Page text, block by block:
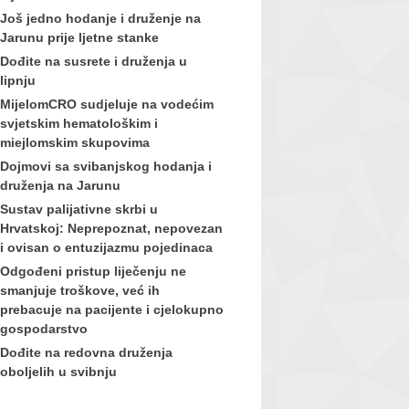
Još jedno hodanje i druženje na
Jarunu prije ljetne stanke
Dođite na susrete i druženja u
lipnju
MijelomCRO sudjeluje na vodećim
svjetskim hematološkim i
miejlomskim skupovima
Dojmovi sa svibanjskog hodanja i
druženja na Jarunu
Sustav palijativne skrbi u
Hrvatskoj: Neprepoznat, nepovezan
i ovisan o entuzijazmu pojedinaca
Odgođeni pristup liječenju ne
smanjuje troškove, već ih
prebacuje na pacijente i cjelokupno
gospodarstvo
Dođite na redovna druženja
oboljelih u svibnju